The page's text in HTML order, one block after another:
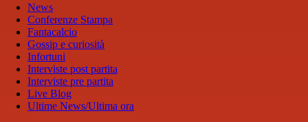
News
Conferenze Stampa
Fantacalcio
Gossip e curiosità
Infortuni
Interviste post partita
Interviste pre partita
Live Blog
Ultime News/Ultima ora